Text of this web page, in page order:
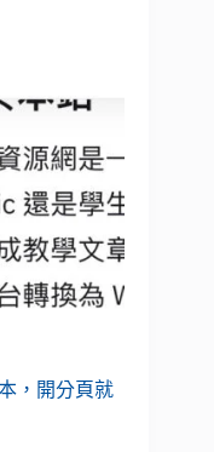
，開分頁就